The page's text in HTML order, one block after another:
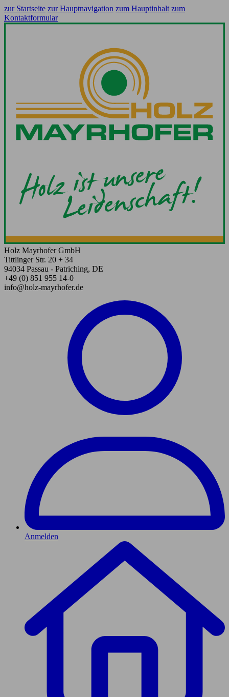
zur Startseite zur Hauptnavigation zum Hauptinhalt zum
Kontaktformular
Holz Mayrhofer GmbH
Tittlinger Str. 20 + 34
94034 Passau - Patriching, DE
+49 (0) 851 955 14-0
info@holz-mayrhofer.de
Anmelden